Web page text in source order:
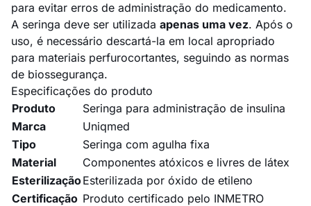
para evitar erros de administração do medicamento.
A seringa deve ser utilizada apenas uma vez. Após o
uso, é necessário descartá-la em local apropriado
para materiais perfurocortantes, seguindo as normas
de biossegurança.
Especificações do produto
Produto
Seringa para administração de insulina
Marca
Uniqmed
Tipo
Seringa com agulha fixa
Material
Componentes atóxicos e livres de látex
EsterilizaçãoEsterilizada por óxido de etileno
Certificação Produto certificado pelo INMETRO